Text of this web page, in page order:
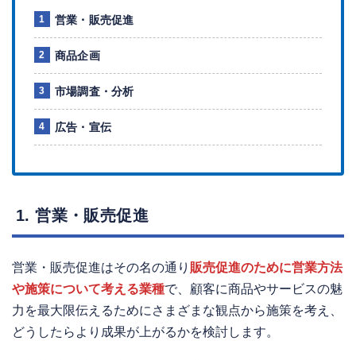
営業・販売促進
商品企画
市場調査・分析
広告・宣伝
1. 営業・販売促進
営業・販売促進はその名の通り 販売促進のために営業方法
や施策について考える業種で、顧客に商品やサービスの魅
力を最大限伝えるためにさまざまな観点から施策を考え、
どうしたらより成果が上がるかを検討します。